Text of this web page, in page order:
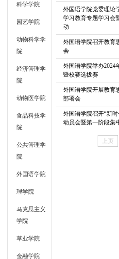
科学学院
园艺学院
动物科学学
院
经济管理学
院
动物医学院
食品科技学
院
公共管理学
院
外国语学院
理学院
马克思主义
学院
草业学院
金融学院
外国语学院党委理论
学习教育专题学习会
动
外国语学院召开教育
会
外国语学院举办2024
暨校赛选拔赛
外国语学院开展教育
部署会
外国语学院召开“新
动员会暨第一阶段集
上页